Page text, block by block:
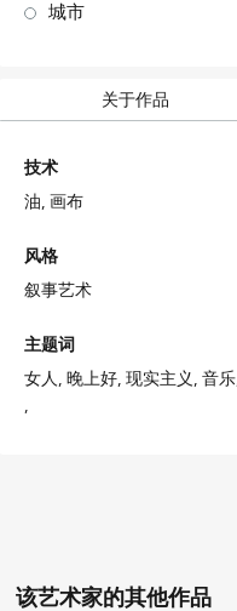
关于作品
技术
油,画布
风格
叙事艺术
主题词
女人
晚上好 现实主义 音乐
城市
该艺术家的其他作品